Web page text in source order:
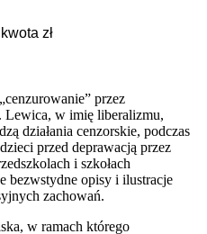
przez
Lewica, w imię liberalizmu,
działania cenzorskie, podczas
przed deprawacją przez
i szkołach
bezwstydne opisy i ilustracje
zachowań.
w ramach którego